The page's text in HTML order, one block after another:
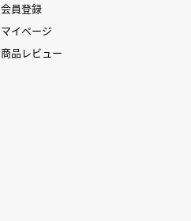
会員登録
マイページ
商品レビュー